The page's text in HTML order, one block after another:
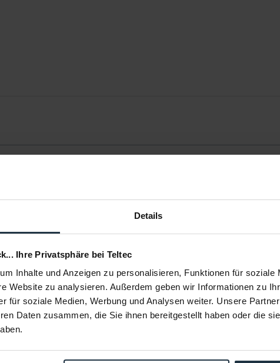
Details
Ihre Privatsphäre bei Teltec
Inhalte und Anzeigen zu personalisieren, Funktionen für soziale
Website zu analysieren. Außerdem geben wir Informationen zu
für soziale Medien, Werbung und Analysen weiter. Unsere
Daten zusammen, die Sie ihnen bereitgestellt haben oder die
auf BNC
Adapterkabel
2x abgewinkelte 3,5 mm-Klinke
Artikelnummer: 12276882
-16% € 4,19
Y-Kabel